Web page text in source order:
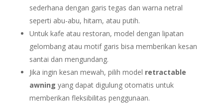
sederhana dengan garis tegas dan warna netral
seperti abu-abu, hitam, atau putih.
Untuk kafe atau restoran, model dengan lipatan
gelombang atau motif garis bisa memberikan kesan
santai dan mengundang.
Jika ingin kesan mewah, pilih model retractable
awning yang dapat digulung otomatis untuk
memberikan fleksibilitas penggunaan.